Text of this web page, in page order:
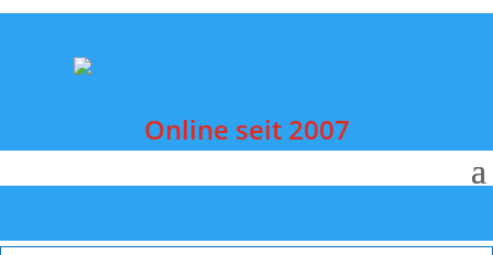
Online seit 2007